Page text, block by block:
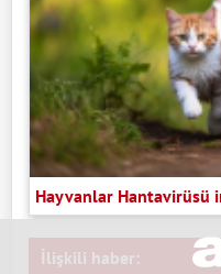
Hayvanlar Hantavirüsü
İlişkili haber: